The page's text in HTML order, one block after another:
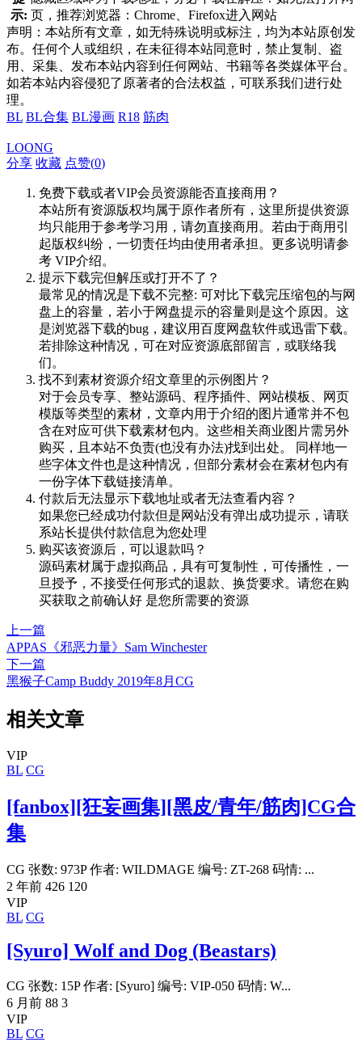
示: 页，推荐浏览器：Chrome、Firefox进入网站
声明：本站所有文章，如无特殊说明或标注，均为本站原创发
布。任何个人或组织，在未征得本站同意时，禁止复制、盗
用、采集、发布本站内容到任何网站、书籍等各类媒体平台。
如若本站内容侵犯了原著者的合法权益，可联系我们进行处
理。
BL BL合集 BL漫画 R18 筋肉
LOONG
分享 收藏 点赞(0)
免费下载或者VIP会员资源能否直接商用？
本站所有资源版权均属于原作者所有，这里所提供资源
均只能用于参考学习用，请勿直接商用。若由于商用引
起版权纠纷，一切责任均由使用者承担。更多说明请参
考 VIP介绍。
提示下载完但解压或打开不了？
最常见的情况是下载不完整: 可对比下载完压缩包的与网
盘上的容量，若小于网盘提示的容量则是这个原因。这
是浏览器下载的bug，建议用百度网盘软件或迅雷下载。
若排除这种情况，可在对应资源底部留言，或联络我
们。
找不到素材资源介绍文章里的示例图片？
对于会员专享、整站源码、程序插件、网站模板、网页
模版等类型的素材，文章内用于介绍的图片通常并不包
含在对应可供下载素材包内。这些相关商业图片需另外
购买，且本站不负责(也没有办法)找到出处。 同样地一
些字体文件也是这种情况，但部分素材会在素材包内有
一份字体下载链接清单。
付款后无法显示下载地址或者无法查看内容？
如果您已经成功付款但是网站没有弹出成功提示，请联
系站长提供付款信息为您处理
购买该资源后，可以退款吗？
源码素材属于虚拟商品，具有可复制性，可传播性，一
旦授予，不接受任何形式的退款、换货要求。请您在购
买获取之前确认好 是您所需要的资源
上一篇
APPAS《邪恶力量》Sam Winchester
下一篇
黑猴子Camp Buddy 2019年8月CG
相关文章
VIP
BL CG
[fanbox][狂妄画集][黑皮/青年/筋肉]CG合
集
CG 张数: 973P 作者: WILDMAGE 编号: ZT-268 码情: ...
2 年前 426 120
VIP
BL CG
[Syuro] Wolf and Dog (Beastars)
CG 张数: 15P 作者: [Syuro] 编号: VIP-050 码情: W...
6 月前 88 3
VIP
BL CG